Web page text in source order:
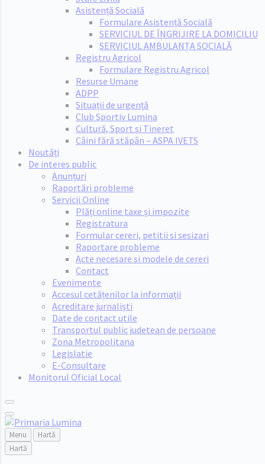
Asistență Socială
Formulare Asistență Socială
SERVICIUL DE ÎNGRIJIRE LA DOMICILIU
SERVICIUL AMBULANȚA SOCIALĂ
Registru Agricol
Formulare Registru Agricol
Resurse Umane
ADPP
Situații de urgență
Club Sportiv Lumina
Cultură, Sport si Tineret
Câini fără stăpân – ASPA IVETS
Noutăți
De interes public
Anunțuri
Raportări probleme
Servicii Online
Plăți online taxe și impozite
Registratura
Formular cereri, petitii si sesizari
Raportare probleme
Acte necesare si modele de cereri
Contact
Evenimente
Accesul cetățenilor la informații
Acreditare jurnaliști
Date de contact utile
Transportul public judetean de persoane
Zona Metropolitana
Legislatie
E-Consultare
Monitorul Oficial Local
Menu
Hartă
Hartă